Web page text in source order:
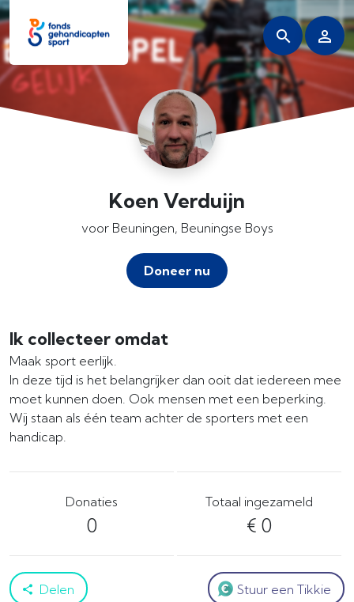
Koen Verduijn
voor Beuningen, Beuningse Boys
Doneer nu
Ik collecteer omdat
Maak sport eerlijk.
In deze tijd is het belangrijker dan ooit dat iedereen mee
moet kunnen doen. Ook mensen met een beperking.
Wij staan als één team achter de sporters met een
handicap.
Donaties
0
Totaal ingezameld
€ 0
Delen Stuur een Tikkie